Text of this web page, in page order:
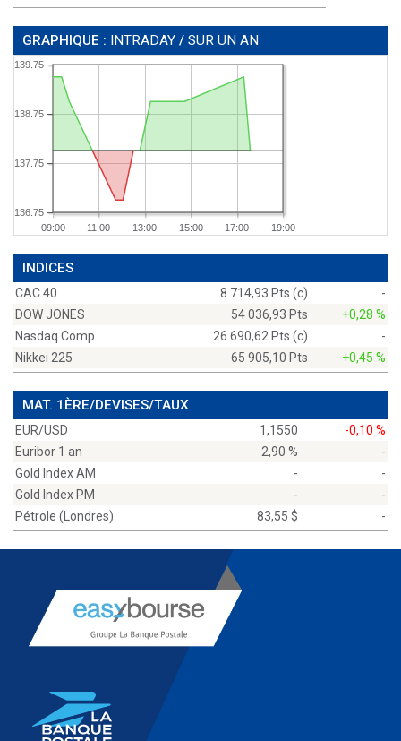
GRAPHIQUE : INTRADAY / SUR UN AN
09:00 11:00 13:00 15:00 17:00 19:00
136.75
137.75
138.75
139.75
INDICES
CAC 40 8 714,93 Pts (c)
-
DOW JONES
54 036,93 Pts
+0,28 %
Nasdaq Comp
26 690,62 Pts (c)
-
Nikkei 225
65 905,10 Pts +0,45 %
MAT. 1ÈRE/DEVISES/TAUX
EUR/USD 1,1550
-0,10 %
Euribor 1 an
2,90 %
-
Gold Index AM
-
-
Gold Index PM
-
-
Pétrole (Londres)
83,55 $ -